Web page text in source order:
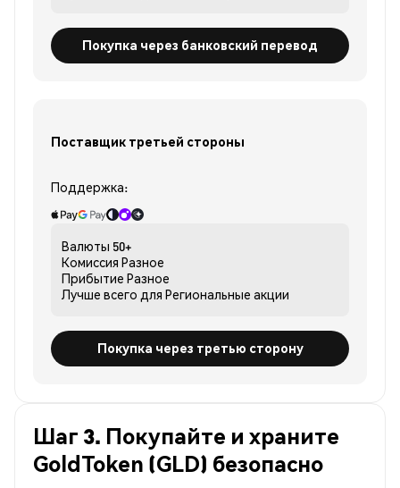
Покупка через банковский перевод
Поставщик третьей стороны
Поддержка:
Валюты 50+
Комиссия Разное
Прибытие Разное
Лучше всего для Региональные акции
Покупка через третью сторону
Шаг 3. Покупайте и храните
GoldToken (GLD) безопасно